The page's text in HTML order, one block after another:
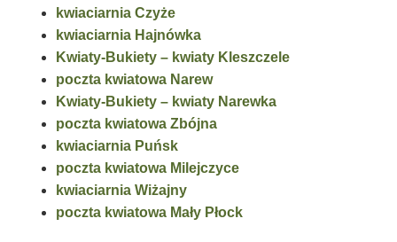
kwiaciarnia Czyże
kwiaciarnia Hajnówka
Kwiaty-Bukiety – kwiaty Kleszczele
poczta kwiatowa Narew
Kwiaty-Bukiety – kwiaty Narewka
poczta kwiatowa Zbójna
kwiaciarnia Puńsk
poczta kwiatowa Milejczyce
kwiaciarnia Wiżajny
poczta kwiatowa Mały Płock